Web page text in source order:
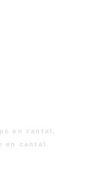
en cantal.
en cantal